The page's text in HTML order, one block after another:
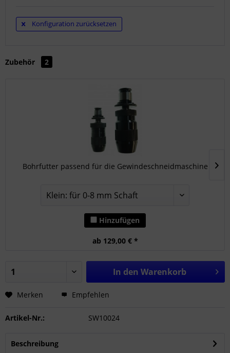
Konfiguration zurücksetzen
Zubehör 2
Bohrfutter passend für die Gewindeschneidmaschine
Hinzufügen
ab 129,00 € *
In den Warenkorb
Merken Empfehlen
Artikel-Nr.: SW10024
Beschreibung